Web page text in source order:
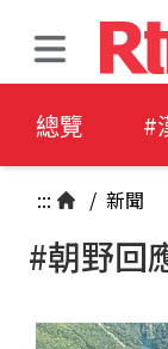
總覽 #
::: / 新聞
#朝野回